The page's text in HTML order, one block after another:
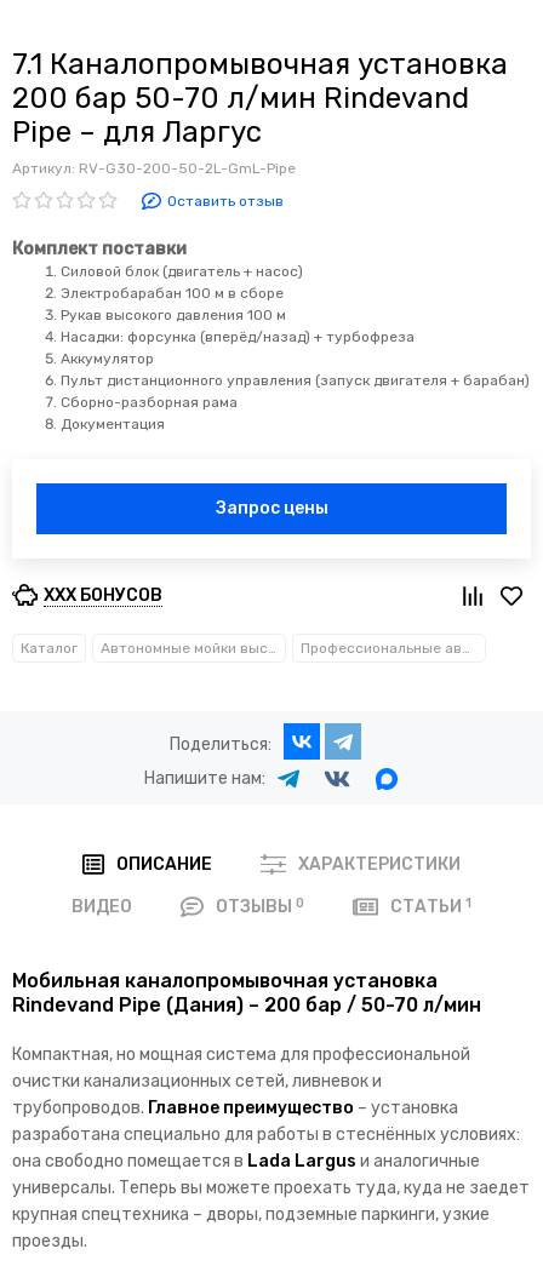
7.1 Каналопромывочная установка
200 бар 50-70 л/мин Rindevand
Pipe – для Ларгус
Артикул: RV-G30-200-50-2L-GmL-Pipe
Оставить отзыв
Комплект поставки
Силовой блок (двигатель + насос)
Электробарабан 100 м в сборе
Рукав высокого давления 100 м
Насадки: форсунка (вперёд/назад) + турбофреза
Аккумулятор
Пульт дистанционного управления (запуск двигателя + барабан)
Сборно-разборная рама
Документация
Запрос цены
XXX БОНУСОВ
Каталог Автономные мойки высокого давления Профессиональные автономные аппараты высокого давления (АВД) до 120 л/мин и 300 бар
Поделиться:
Напишите нам:
ОПИСАНИЕ ХАРАКТЕРИСТИКИ
ВИДЕО ОТЗЫВЫ 0 СТАТЬИ 1
Мобильная каналопромывочная установка
Rindevand Pipe (Дания) – 200 бар / 50-70 л/мин
Компактная, но мощная система для профессиональной
очистки канализационных сетей, ливневок и
трубопроводов. Главное преимущество – установка
разработана специально для работы в стеснённых условиях:
она свободно помещается в Lada Largus и аналогичные
универсалы. Теперь вы можете проехать туда, куда не заедет
крупная спецтехника – дворы, подземные паркинги, узкие
проезды.